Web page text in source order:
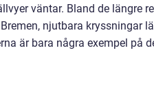
väntar. Bland de längre
njutbara kryssningar
är bara några exempel på